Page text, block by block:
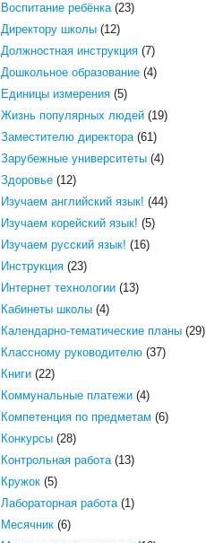
Воспитание ребёнка(23)
Директору школы(12)
Должностная инструкция(7)
Дошкольное образование(4)
Единицы измерения(5)
Жизнь популярных людей(19)
Заместителю директора(61)
Зарубежные университеты(4)
Здоровье(12)
Изучаем английский язык! (44)
Изучаем корейский язык! (5)
Изучаем русский язык! (16)
Инструкция(23)
Интернет технологии(13)
Кабинеты школы(4)
Календарно-тематические планы(29)
Классному руководителю(37)
Книги(22)
Коммунальные платежи(4)
Компетенция по предметам (6)
Конкурсы(28)
Контрольная работа(13)
Кружок(5)
Лабораторная работа(1)
Месячник(6)